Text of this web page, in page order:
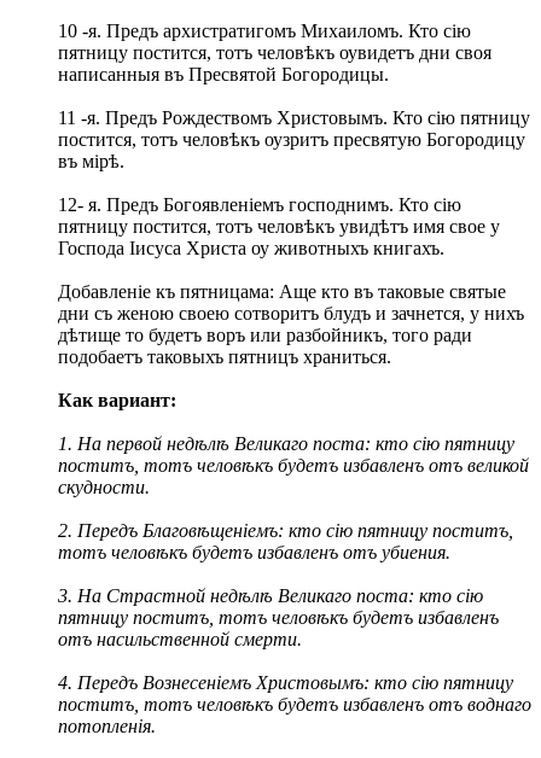
10 -я. Предъ архистратигомъ Михаиломъ. Кто сію
пятницу постится, тотъ человѣкъ оувидетъ дни своя
написанныя въ Пресвятой Богородицы.
11 -я. Предъ Рождествомъ Христовымъ. Кто сію пятницу
постится, тотъ человѣкъ оузритъ пресвятую Богородицу
въ мірѣ.
12- я. Предъ Богоявленіемъ господнимъ. Кто сію
пятницу постится, тотъ человѣкъ увидѣтъ имя свое у
Господа Іисуса Христа оу животныхъ книгахъ.
Добавленіе къ пятницама: Аще кто въ таковые святые
дни съ женою своею сотворитъ блудъ и зачнется, у нихъ
дѣтище то будетъ воръ или разбойникъ, того ради
подобаетъ таковыхъ пятницъ храниться.
Как вариант:
1. На первой недѣлѣ Великаго поста: кто сію пятницу
поститъ, тотъ человѣкъ будетъ избавленъ отъ великой
скудности.
2. Передъ Благовѣщеніемъ: кто сію пятницу поститъ,
тотъ человѣкъ будетъ избавленъ отъ убиения.
3. На Страстной недѣлѣ Великаго поста: кто сію
пятницу поститъ, тотъ человѣкъ будетъ избавленъ
отъ насильственной смерти.
4. Передъ Вознесеніемъ Христовымъ: кто сію пятницу
поститъ, тотъ человѣкъ будетъ избавленъ отъ воднаго
потопленія.